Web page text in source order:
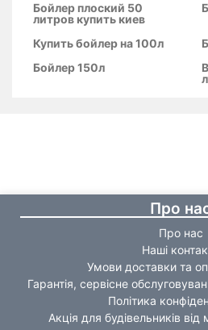
Бойлер плоский 50
литров купить киев
Купить бойлер на 100л
Бойлер 150л
Про
Про нас
Наші
Умови доставки та
Гарантія, сервісне
Політика
Акція для будівельників